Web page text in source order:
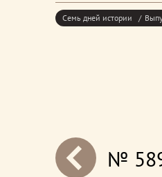
Семь дней истории
next№